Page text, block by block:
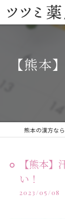
【熊本
【熊本
い！
2023/05/08